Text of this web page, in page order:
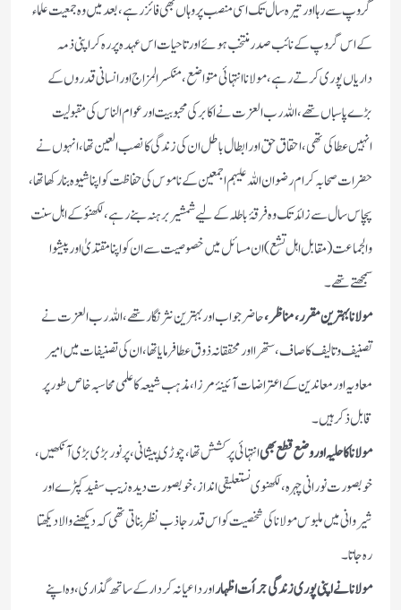
گروپ سے رہا اور تیرہ سال تک اسی منصب پر وہاں بھی فائز رہے ، بعد میں وہ جمعیت علماء
کے اس گروپ کے نائب صدر منتخب ہوئے اور تا حیات اس عہدہ پر رہ کر اپنی ذمہ
داریاں پوری کرتے رہے ، مولانا انتہائی متواضع ، منکسر المزاج اور انسانی قدروں کے
بڑے پاسباں تھے، اللہ رب العزت نے اکابر کی محبوبیت اور عوام الناس کی مقبولیت
انہیں عطا کی تھی، احقاق حق اور ابطال باطل ان کی زندگی کا نصب العین تھا، انہوں نے
حضرات صحابہ کرام رضوان اللہ علیہم اجمعین کے ناموس کی حفاظت کو اپنا شیوہ بنا رکھا تھا،
پچاس سال سے زائد تک وہ فرقۂ باطلہ کے لیے شمشیر برہنہ بنے رہے ، لکھنؤ کے اہل سنت
والجماعت (مقابل اہل تشع) ان مسائل میں خصوصیت سے ان کو اپنا مقتدیٰ اور پیشوا
سمجھتے تھے۔
مولانا بہترین مقرر، مناظر،حاضر جواب اور بہترین نثر نگار تھے، اللہ رب العزت نے
تصنیف وتالیف کا صاف، ستھرا اور محققانہ ذوق عطا فرمایا تھا، ان کی تصنیفات میں امیر
معاویہ اور معاندین کے اعتراضات آئینۂ مرزا ، مذہب شیعہ کا علمی محاسبہ خاص طور پر
قابل ذکر ہیں۔
مولانا کا حلیہ او روضع قطع بھیانتہائی پر کشش تھا، چوڑی پیشانی ، پر نور بڑی بڑی آنکھیں،
خوبصورت نورانی چہرہ ، لکھنوی نستعلیقی انداز، خوبصورت دیدہ زیب سفید کپڑے اور
شیروانی میں ملبوس مولانا کی شخصیت کو اس قدر جاذب نظر بناتی تھی کہ دیکھنے والا دیکھتا
رہ جاتا۔
مولانا نے اپنی پوری زندگی جرأت اظہاراورداعیانہ کردار کے ساتھ گذاری، وہ اپنے